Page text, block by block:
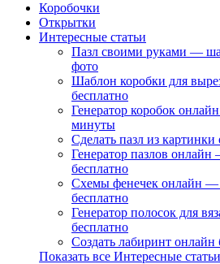
Коробочки
Открытки
Интересные статьи
Пазл своими руками —
фото
Шаблон коробки для
бесплатно
Генератор коробок
минуты
Сделать пазл из
Генератор пазлов онлайн
бесплатно
Схемы фенечек онлайн —
бесплатно
Генератор полосок для
бесплатно
Создать лабиринт
Показать все Интересные статьи